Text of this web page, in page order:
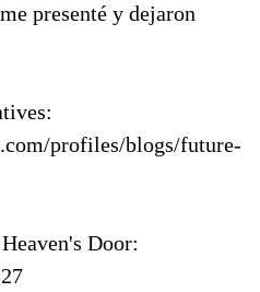
presenté y dejaron
profiles/blogs/future-
Door: